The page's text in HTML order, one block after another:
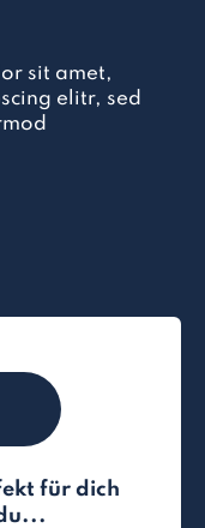
sit amet,
elitr, sed
für dich